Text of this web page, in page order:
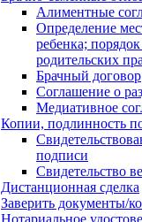
Алиментные
Определение
ребенка;
родительских
Брачный договор
Соглашение о
Медиативное
Копии, подлинность
подписи
Свидетельство
Дистанционная сделка
Заверить документы/
Нотариальное